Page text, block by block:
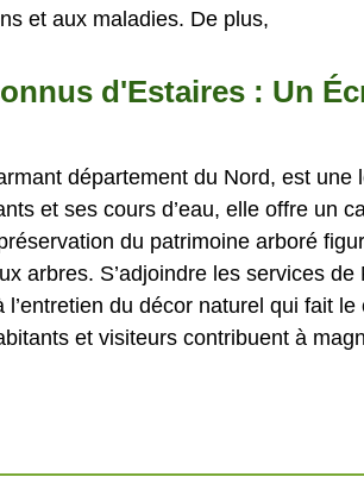
et aux maladies. De plus,
d'Estaires : Un
département du Nord, est
et ses cours d’eau, elle offre un
du patrimoine arboré
arbres. S’adjoindre les services
du décor naturel qui fait
et visiteurs contribuent à